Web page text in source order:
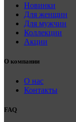
Новинки
Для женщин
Для мужчин
Коллекции
Акции
О компании
О нас
Контакты
FAQ